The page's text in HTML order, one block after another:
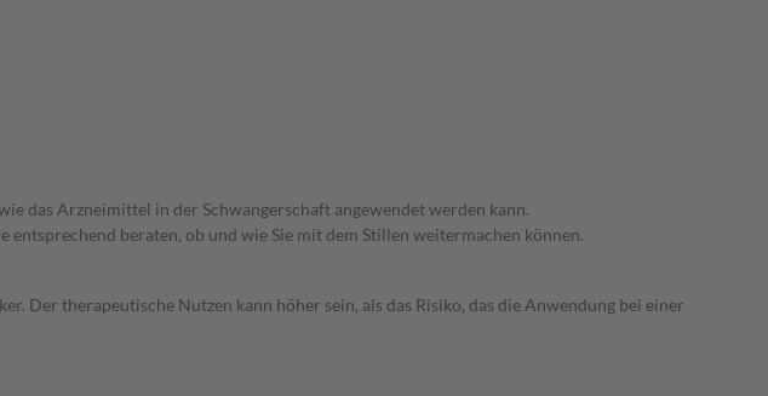
das Arzneimittel in der Schwangerschaft angewendet werden kann.
beraten, ob und wie Sie mit dem Stillen weitermachen können.
Der therapeutische Nutzen kann höher sein, als das Risiko, das die Anwendung bei einer